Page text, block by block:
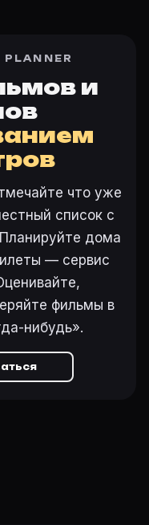
и
что уже
список с
дома
— сервис
фильмы в
нибудь».